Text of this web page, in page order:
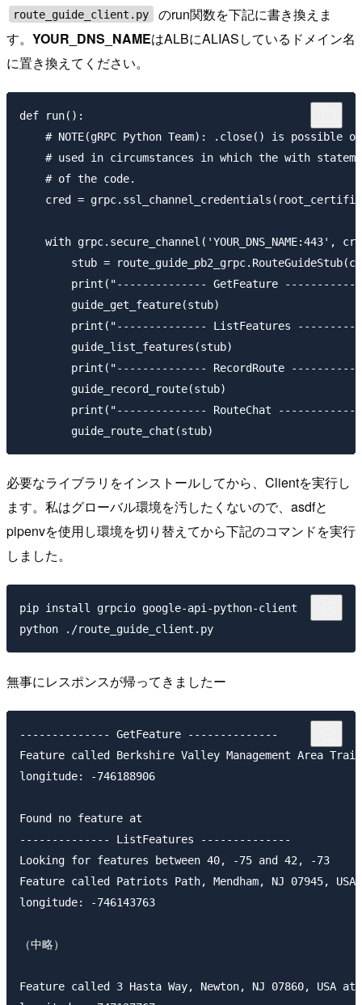
route_guide_client.py
のrun関数を下記に書き換えま
す。 YOUR_DNS_NAMEはALBにALIASしているドメイン名
に置き換えてください。
def run():
# NOTE(gRPC Python Team): .close() is possible
# used in circumstances in which the with
    # of the code.
cred =
with grpc.secure_channel('YOUR_DNS_NAME:443',
stub =
print("-------------- GetFeature
        guide_get_feature(stub)
print("-------------- ListFeatures
        guide_list_features(stub)
print("-------------- RecordRoute
        guide_record_route(stub)
print("-------------- RouteChat
必要なライブラリをインストールしてから、Clientを実行し
ます。私はグローバル環境を汚したくないので、asdfと
pipenvを使用し環境を切り替えてから下記のコマンドを実行
しました。
pip install grpcio google-api-python-client
無事にレスポンスが帰ってきましたー
-------------- GetFeature --------------
Feature called Berkshire Valley Management Area
longitude: -746188906
Found no feature at
-------------- ListFeatures --------------
Looking for features between 40, -75 and 42, -73
Feature called Patriots Path, Mendham, NJ 07945,
longitude: -746143763
（中略）
Feature called 3 Hasta Way, Newton, NJ 07860, USA